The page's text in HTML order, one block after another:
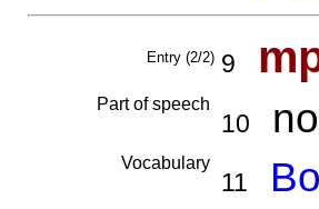
Entry (2/2) 9
Part of speech
10
Vocabulary
11